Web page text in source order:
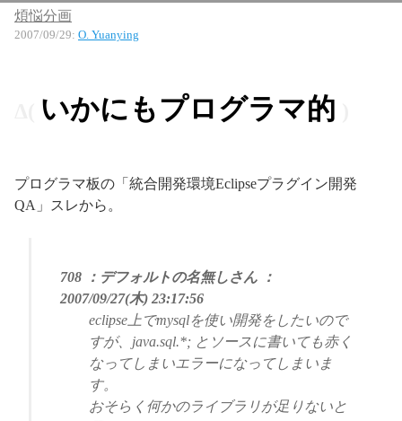
煩悩分画
2007/09/29: O. Yuanying
いかにもプログラマ的
プログラマ板の「統合開発環境Eclipseプラグイン開発
QA」スレから。
708 ：デフォルトの名無しさん ：
2007/09/27(木) 23:17:56
eclipse上でmysqlを使い開発をしたいので
すが、java.sql.*; とソースに書いても赤く
なってしまいエラーになってしまいま
す。
おそらく何かのライブラリが足りないと